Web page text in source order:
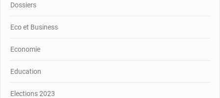
Dossiers
Eco et Business
Economie
Education
Elections 2023